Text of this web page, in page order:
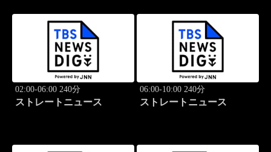
02:00-06:00 240分
ストレートニュース
06:00-10:00 240分
ストレートニュース